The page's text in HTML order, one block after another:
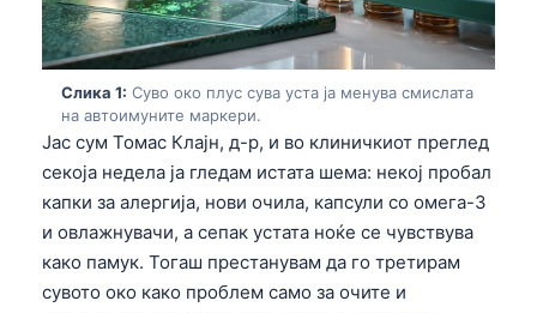
Слика 1: Суво око плус сува уста ја менува смислата
на автоимуните маркери.
Јас сум Томас Клајн, д-р, и во клиничкиот преглед
секоја недела ја гледам истата шема: некој пробал
капки за алергија, нови очила, капсули со омега-3
и овлажнувачи, а сепак устата ноќе се чувствува
како памук. Тогаш престанувам да го третирам
сувото око како проблем само за очите и